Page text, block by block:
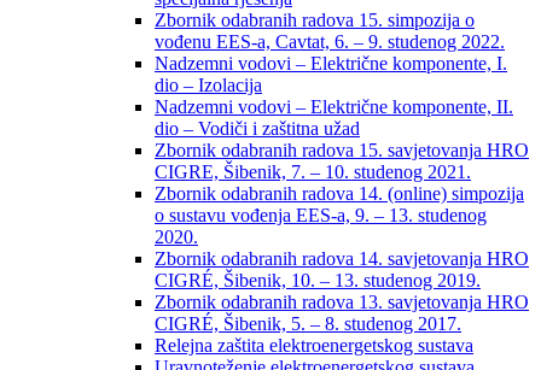
Zbornik odabranih radova 15. simpozija o
vođenu EES-a, Cavtat, 6. – 9. studenog 2022.
Nadzemni vodovi – Električne komponente, I.
dio – Izolacija
Nadzemni vodovi – Električne komponente, II.
dio – Vodiči i zaštitna užad
Zbornik odabranih radova 15. savjetovanja HRO
CIGRE, Šibenik, 7. – 10. studenog 2021.
Zbornik odabranih radova 14. (online) simpozija
o sustavu vođenja EES-a, 9. – 13. studenog
2020.
Zbornik odabranih radova 14. savjetovanja HRO
CIGRÉ, Šibenik, 10. – 13. studenog 2019.
Zbornik odabranih radova 13. savjetovanja HRO
CIGRÉ, Šibenik, 5. – 8. studenog 2017.
Relejna zaštita elektroenergetskog sustava